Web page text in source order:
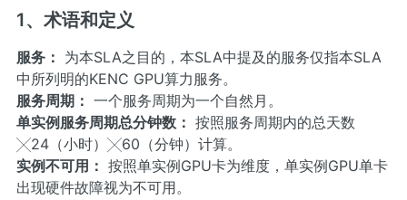
1、术语和定义
服务： 为本SLA之目的，本SLA中提及的服务仅指本SLA
中所列明的KENC GPU算力服务。
服务周期： 一个服务周期为一个自然月。
单实例服务周期总分钟数： 按照服务周期内的总天数
╳24（小时）╳60（分钟）计算。
实例不可用： 按照单实例GPU卡为维度，单实例GPU单卡
出现硬件故障视为不可用。